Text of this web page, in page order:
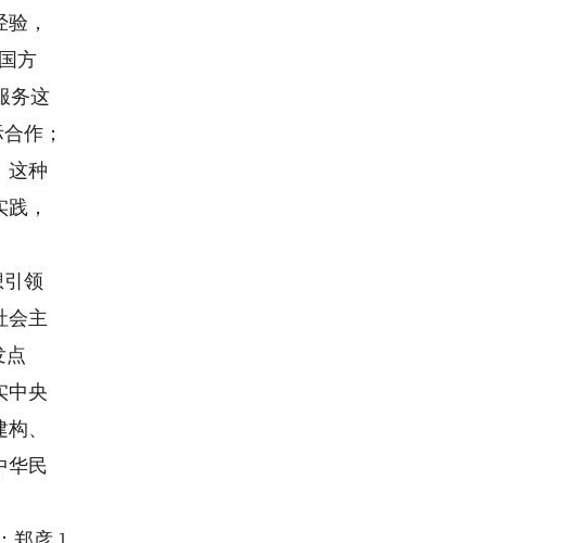
，
方
务这
作；
这种
，
领
会主
点
中央
、
华民